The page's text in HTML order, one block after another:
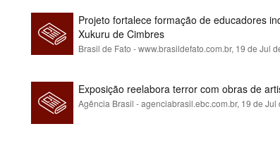
Projeto fortalece formação de educadores
Xukuru de Cimbres
Brasil de Fato - www.brasildefato.com.br, 19 de Jul
Exposição reelabora terror com obras de
Agência Brasil - agenciabrasil.ebc.com.br, 19 de Jul